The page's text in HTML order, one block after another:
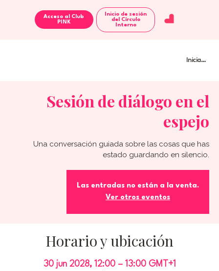
Iniciar
Acceso al Club
Inicio de sesión
del Círculo
Interno
Sesión de diálogo en el
espejo
Una conversación guiada sobre las cosas que has
estado guardando en silencio.
Las entradas no están a la venta.
Ver otros eventos
Horario y ubicación
30 jun 2028, 12:00 – 13:00 GMT+1